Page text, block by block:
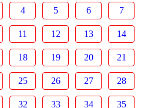
4 5 6 7
11 12 13 14
18 19 20 21
25 26 27 28
32 33 34 35